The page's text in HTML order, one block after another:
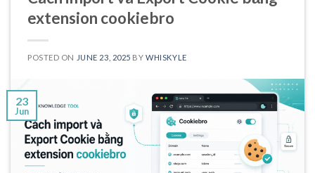
extension cookiebro
POSTED ON JUNE 23, 2025 BYWHISKYLE
23
Jun